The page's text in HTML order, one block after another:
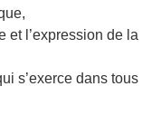
et l’expression de la
s’exerce dans tous